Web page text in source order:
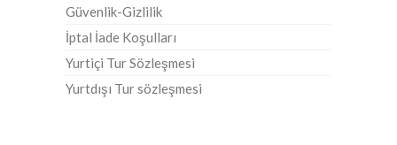
Güvenlik-Gizlilik
İptal İade Koşulları
Yurtiçi Tur Sözleşmesi
Yurtdışı Tur sözleşmesi